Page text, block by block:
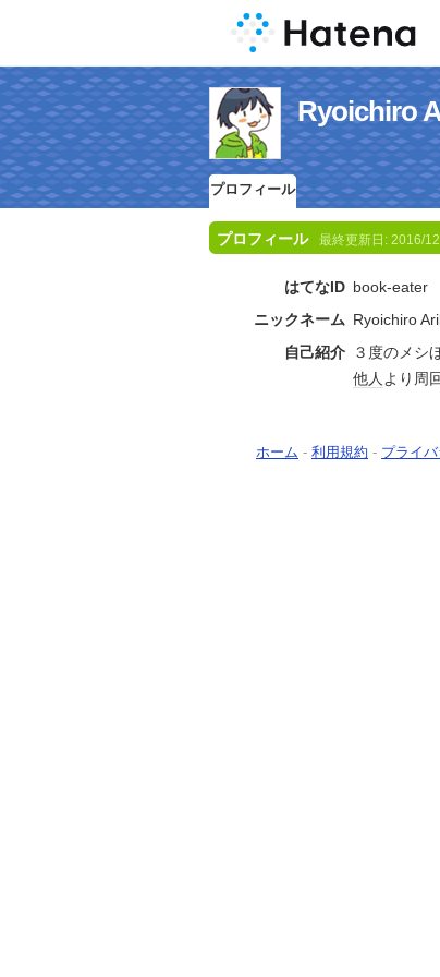
Ryoichiro
プロフィール
プロフィール 最終更新日: 2016/
はてなID book-eater
ニックネーム Ryoichiro
自己紹介
３度のメシ
他人より周
ホーム - 利用規約 - プライ